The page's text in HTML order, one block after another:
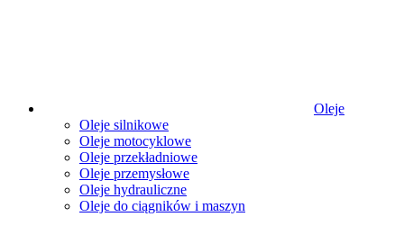
Oleje
Oleje silnikowe
Oleje motocyklowe
Oleje przekładniowe
Oleje przemysłowe
Oleje hydrauliczne
Oleje do ciągników i maszyn